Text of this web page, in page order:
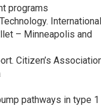
programs
International
– Minneapolis and
Citizen’s
pathways in type 1